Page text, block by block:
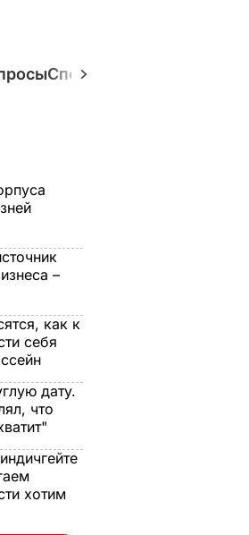
Спецпроекты
–
как к
себя
дату.
что
хотим